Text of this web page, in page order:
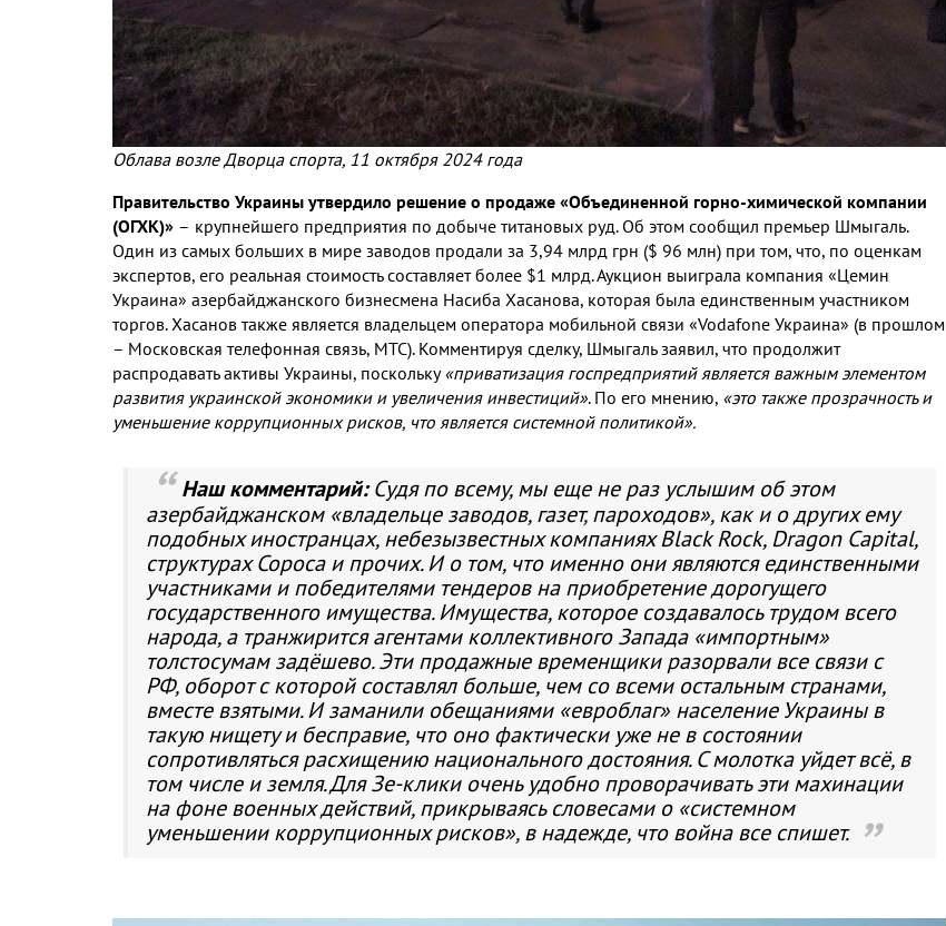
Облава возле Дворца спорта, 11 октября 2024 года
Правительство Украины утвердило решение о продаже «Объединенной горно-химической компании
(ОГХК)» – крупнейшего предприятия по добыче титановых руд. Об этом сообщил премьер Шмыгаль.
Один из самых больших в мире заводов продали за 3,94 млрд грн ($ 96 млн) при том, что, по оценкам
экспертов, его реальная стоимость составляет более $1 млрд. Аукцион выиграла компания «Цемин
Украина» азербайджанского бизнесмена Насиба Хасанова, которая была единственным участником
торгов. Хасанов также является владельцем оператора мобильной связи «Vodafone Украина» (в прошлом
– Московская телефонная связь, МТС). Комментируя сделку, Шмыгаль заявил, что продолжит
распродавать активы Украины, поскольку«приватизация госпредприятий является важным элементом
развития украинской экономики и увеличения инвестиций». По его мнению, «это также прозрачность и
уменьшение коррупционных рисков, что является системной политикой».
Наш комментарий:Судя по всему, мы еще не раз услышим об этом
азербайджанском «владельце заводов, газет, пароходов», как и о других ему
подобных иностранцах, небезызвестных компаниях Black Rock, Dragon Сapital,
структурах Сороса и прочих. И о том, что именно они являются единственными
участниками и победителями тендеров на приобретение дорогущего
государственного имущества. Имущества, которое создавалось трудом всего
народа, а транжирится агентами коллективного Запада «импортным»
толстосумам задёшево. Эти продажные временщики разорвали все связи с
РФ, оборот с которой составлял больше, чем со всеми остальным странами,
вместе взятыми. И заманили обещаниями «евроблаг» население Украины в
такую нищету и бесправие, что оно фактически уже не в состоянии
сопротивляться расхищению национального достояния. С молотка уйдет всё, в
том числе и земля. Для Зе-клики очень удобно проворачивать эти махинации
на фоне военных действий, прикрываясь словесами о «системном
уменьшении коррупционных рисков», в надежде, что война все спишет.